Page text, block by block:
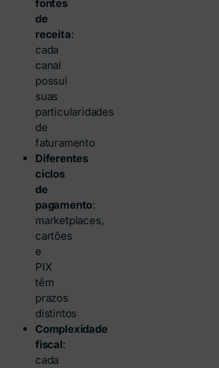
fontes
de
receita:
cada
canal
possui
suas
particularidades
de
faturamento
Diferentes
ciclos
de
pagamento:
marketplaces,
cartões
e
PIX
têm
prazos
distintos
Complexidade
fiscal:
cada